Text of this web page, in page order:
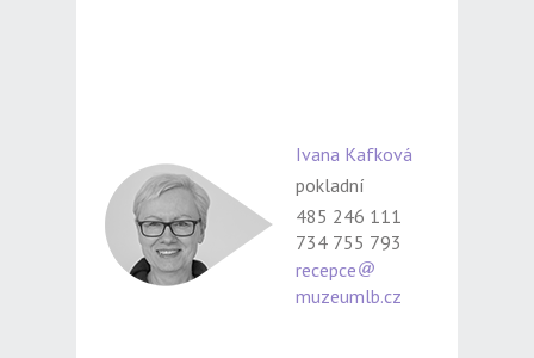
Ivana Kafková
pokladní
485 246 111
734 755 793
recepce
muzeumlb.cz